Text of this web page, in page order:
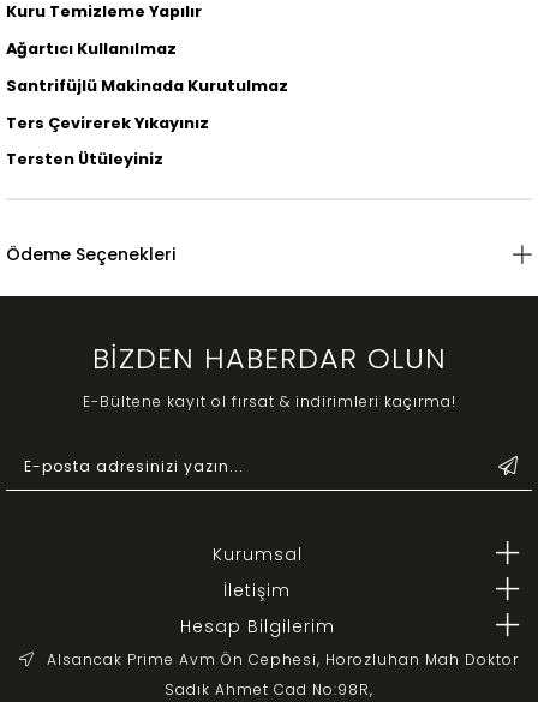
Kuru Temizleme Yapılır
Ağartıcı Kullanılmaz
Santrifüjlü Makinada Kurutulmaz
Ters Çevirerek Yıkayınız
Tersten Ütüleyiniz
Ödeme Seçenekleri
BİZDEN HABERDAR OLUN
E-Bültene kayıt ol fırsat & indirimleri kaçırma!
Kurumsal
İletişim
Hesap Bilgilerim
Alsancak Prime Avm Ön Cephesi, Horozluhan Mah Doktor
Sadık Ahmet Cad No:98R,